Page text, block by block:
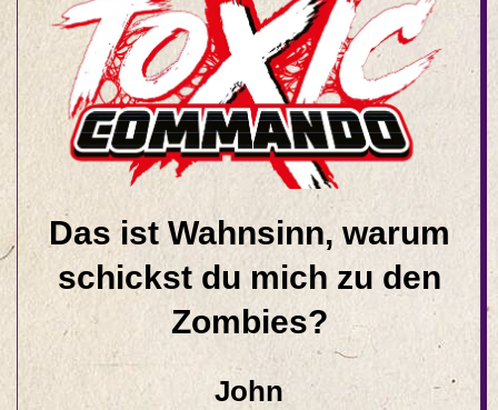
Das ist Wahnsinn, warum
schickst du mich zu den
Zombies?
John